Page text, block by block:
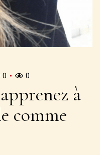
0 0
à
comme